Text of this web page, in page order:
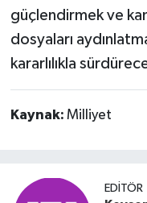
güçlendirmek ve
dosyaları
kararlılıkla
Kaynak: Milliyet
EDITÖR